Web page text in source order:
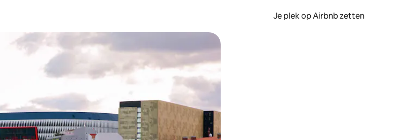
Je plek op Airbnb zetten